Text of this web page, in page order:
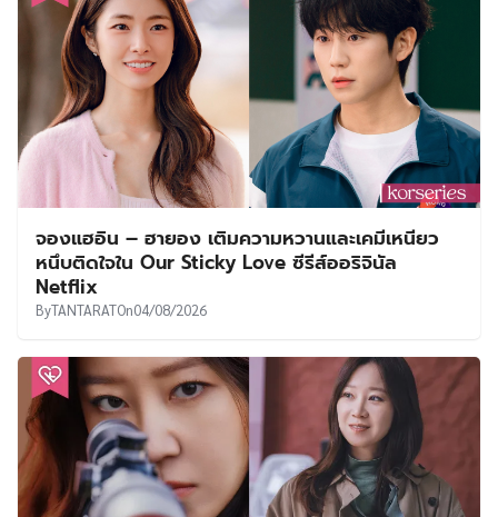
จองแฮอิน – ฮายอง เติมความหวานและเคมีเหนียว
หนึบติดใจใน Our Sticky Love ซีรีส์ออริจินัล
Netflix
ByTANTARATOn04/08/2026